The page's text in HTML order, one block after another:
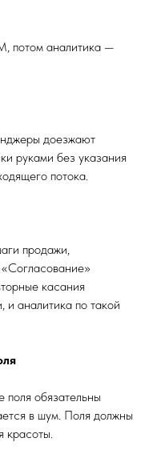
потом аналитика —
доезжают
руками без указания
потока.
продажи,
касания
и аналитика по такой
обязательны
в шум. Поля должны
красоты.